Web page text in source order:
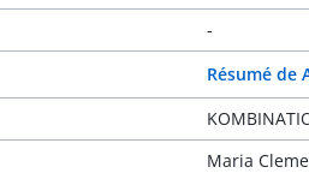
-
Résumé de
Maria